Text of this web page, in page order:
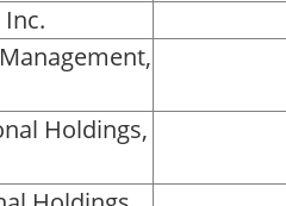
Holdings,